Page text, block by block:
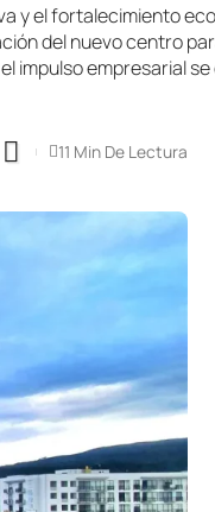
y el fortalecimiento
del nuevo centro
impulso empresarial
11 Min De Lectura